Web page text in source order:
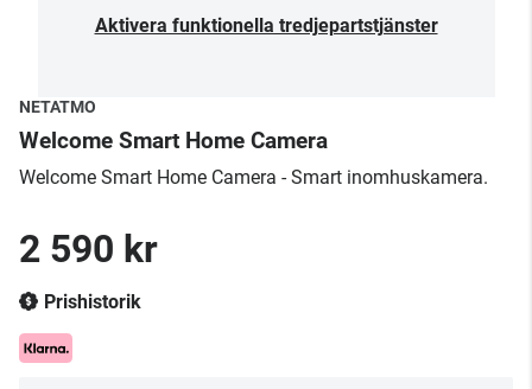
Aktivera funktionella tredjepartstjänster
NETATMO
Welcome Smart Home Camera
Welcome Smart Home Camera - Smart inomhuskamera.
2 590 kr
Prishistorik